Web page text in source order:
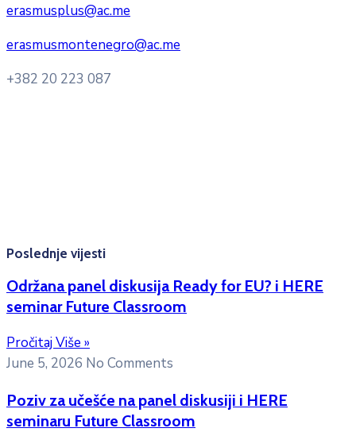
erasmusplus@ac.me
erasmusmontenegro@ac.me
+382 20 223 087
Poslednje vijesti
Održana panel diskusija Ready for EU? i HERE
seminar Future Classroom
Pročitaj Više »
June 5, 2026 No Comments
Poziv za učešće na panel diskusiji i HERE
seminaru Future Classroom